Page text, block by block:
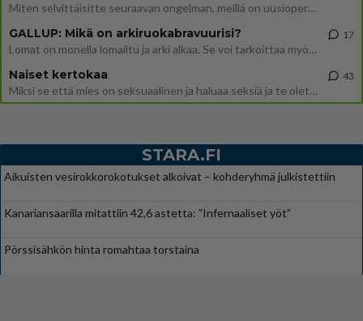
Miten selvittäisitte seuraavan ongelman, meillä on uusioperhe, minulla teini-ikäiset lapset ja puolisolla aikuiset, jotk
GALLUP: Mikä on arkiruokabravuurisi?
Lomat on monella lomailtu ja arki alkaa. Se voi tarkoittaa myös sitä, että grillailut on grillattu ja palataan arjen ruo
17
Naiset kertokaa
Miksi se että mies on seksuaalinen ja haluaa seksiä ja te olette hänen mielestänne haluttava on vastenmielistä? Mikä sii
43
STARA.FI
Aikuisten vesirokkorokotukset alkoivat – kohderyhmä julkistettiin
Kanariansaarilla mitattiin 42,6 astetta: ”Infernaaliset yöt”
Pörssisähkön hinta romahtaa torstaina